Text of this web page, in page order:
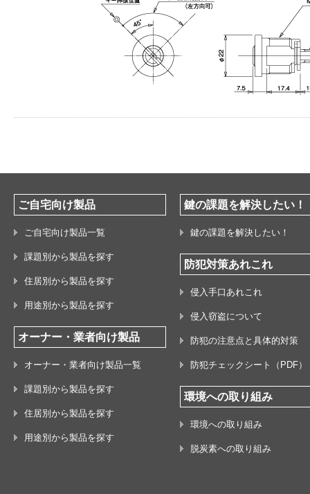
ご自宅向け製品
ご自宅向け製品一覧
課題別から製品を探す
住居別から製品を探す
用途別から製品を探す
オーナー・業者向け製品
オーナー・業者向け製品一覧
課題別から製品を探す
住居別から製品を探す
用途別から製品を探す
鍵の課題を解決したい！
鍵の課題を解決したい！
防犯対策あれこれ
侵入手口あれこれ
侵入窃盗について
防犯の注意点と具体的対策
防犯チェックシート（PDF）
環境への取り組み
環境への取り組み
脱炭素への取り組み